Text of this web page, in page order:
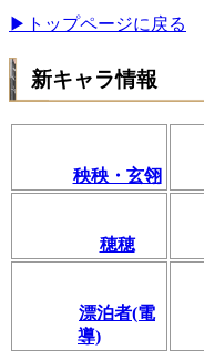
▶トップページに戻る
新キャラ情報
秧秧・玄翎
穂穂
漂泊者(電
導)